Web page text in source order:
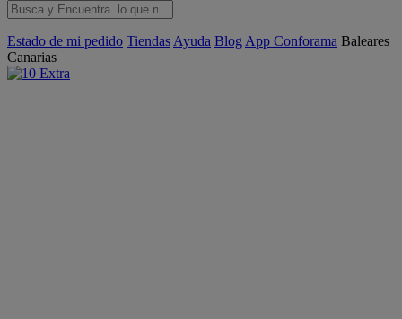
Estado de mi pedido Tiendas Ayuda Blog App Conforama Baleares
Canarias